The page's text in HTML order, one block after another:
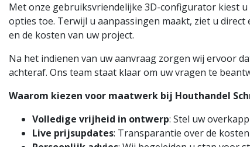
Met onze gebruiksvriendelijke 3D-configurator kiest
opties toe. Terwijl u aanpassingen maakt, ziet u
en de kosten van uw project.
Na het indienen van uw aanvraag zorgen wij ervoor
achteraf. Ons team staat klaar om uw vragen te
Waarom kiezen voor maatwerk bij Houthandel
Volledige vrijheid in ontwerp: Stel uw
Live prijsupdates: Transparantie over de